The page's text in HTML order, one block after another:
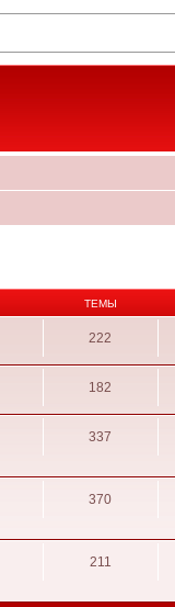
ТЕМЫ
222
182
337
370
211